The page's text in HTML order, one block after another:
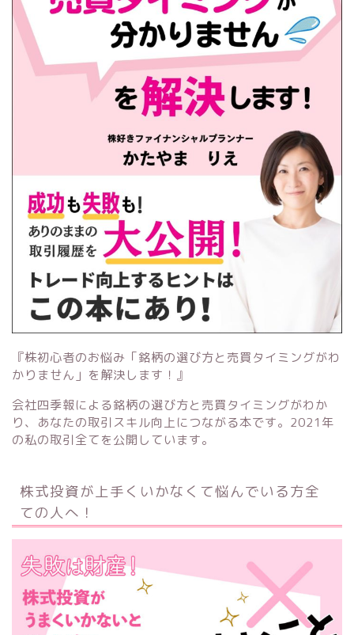
『株初心者のお悩み「銘柄の選び方と売買タイミングがわ
かりません」を解決します！』
会社四季報による銘柄の選び方と売買タイミングがわか
り、あなたの取引スキル向上につながる本です。2021年
の私の取引全てを公開しています。
株式投資が上手くいかなくて悩んでいる方全
ての人へ！